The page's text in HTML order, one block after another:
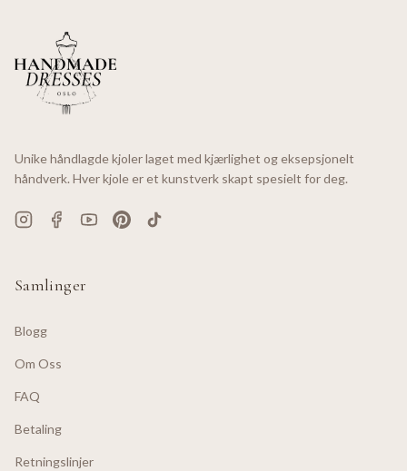
Unike håndlagde kjoler laget med kjærlighet og eksepsjonelt
håndverk. Hver kjole er et kunstverk skapt spesielt for deg.
Samlinger
Blogg
Om Oss
FAQ
Betaling
Retningslinjer